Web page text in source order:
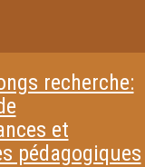
recherche:
et
pédagogiques